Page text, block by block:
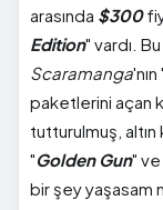
arasında $300
Edition" vardı. Bu
Scaramanga'nın
paketlerini açan
tutturulmuş,
"Golden Gun" ve
bir şey yaşasam